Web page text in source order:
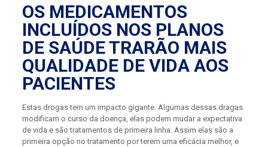
OS MEDICAMENTOS
INCLUÍDOS NOS PLANOS
DE SAÚDE TRARÃO MAIS
QUALIDADE DE VIDA AOS
PACIENTES
Estas drogas tem um impacto gigante. Algumas dessas dragas
modificam o curso da doença, elas podem mudar a expectativa
de vida e são tratamentos de primeira linha. Assim elas são a
primeira opção no tratamento por terem uma eficácia melhor, e